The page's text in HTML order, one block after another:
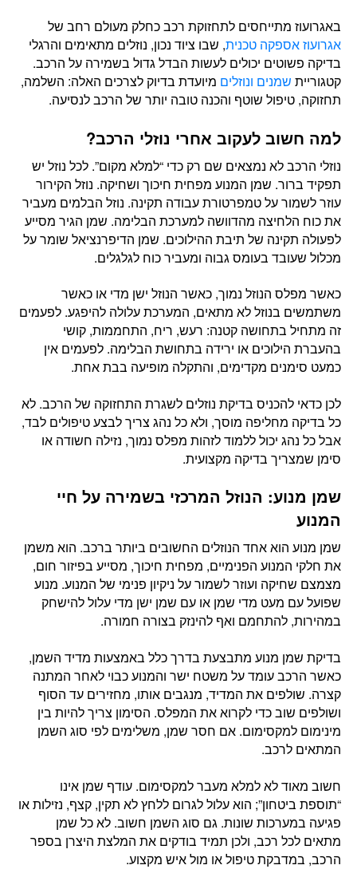
באגרועוז מתייחסים לתחזוקת רכב כחלק מעולם רחב של
אגרועוז אספקה טכנית, שבו ציוד נכון, נוזלים מתאימים והרגלי
בדיקה פשוטים יכולים לעשות הבדל גדול בשמירה על הרכב.
קטגוריית שמנים ונוזלים מיועדת בדיוק לצרכים האלה: השלמה,
תחזוקה, טיפול שוטף והכנה טובה יותר של הרכב לנסיעה.
למה חשוב לעקוב אחרי נוזלי הרכב?
נוזלי הרכב לא נמצאים שם רק כדי “למלא מקום”. לכל נוזל יש
תפקיד ברור. שמן המנוע מפחית חיכוך ושחיקה. נוזל הקירור
עוזר לשמור על טמפרטורת עבודה תקינה. נוזל הבלמים מעביר
את כוח הלחיצה מהדוושה למערכת הבלימה. שמן הגיר מסייע
לפעולה תקינה של תיבת ההילוכים. שמן הדיפרנציאל שומר על
מכלול שעובד בעומס גבוה ומעביר כוח לגלגלים.
כאשר מפלס הנוזל נמוך, כאשר הנוזל ישן מדי או כאשר
משתמשים בנוזל לא מתאים, המערכת עלולה להיפגע. לפעמים
זה מתחיל בתחושה קטנה: רעש, ריח, התחממות, קושי
בהעברת הילוכים או ירידה בתחושת הבלימה. לפעמים אין
כמעט סימנים מקדימים, והתקלה מופיעה בבת אחת.
לכן כדאי להכניס בדיקת נוזלים לשגרת התחזוקה של הרכב. לא
כל בדיקה מחליפה מוסך, ולא כל נהג צריך לבצע טיפולים לבד,
אבל כל נהג יכול ללמוד לזהות מפלס נמוך, נזילה חשודה או
סימן שמצריך בדיקה מקצועית.
שמן מנוע: הנוזל המרכזי בשמירה על חיי
המנוע
שמן מנוע הוא אחד הנוזלים החשובים ביותר ברכב. הוא משמן
את חלקי המנוע הפנימיים, מפחית חיכוך, מסייע בפיזור חום,
מצמצם שחיקה ועוזר לשמור על ניקיון פנימי של המנוע. מנוע
שפועל עם מעט מדי שמן או עם שמן ישן מדי עלול להישחק
במהירות, להתחמם ואף להינזק בצורה חמורה.
בדיקת שמן מנוע מתבצעת בדרך כלל באמצעות מדיד השמן,
כאשר הרכב עומד על משטח ישר והמנוע כבוי לאחר המתנה
קצרה. שולפים את המדיד, מנגבים אותו, מחזירים עד הסוף
ושולפים שוב כדי לקרוא את המפלס. הסימון צריך להיות בין
מינימום למקסימום. אם חסר שמן, משלימים לפי סוג השמן
המתאים לרכב.
חשוב מאוד לא למלא מעבר למקסימום. עודף שמן אינו
“תוספת ביטחון”; הוא עלול לגרום ללחץ לא תקין, קצף, נזילות או
פגיעה במערכות שונות. גם סוג השמן חשוב. לא כל שמן
מתאים לכל רכב, ולכן תמיד בודקים את המלצת היצרן בספר
הרכב, במדבקת טיפול או מול איש מקצוע.